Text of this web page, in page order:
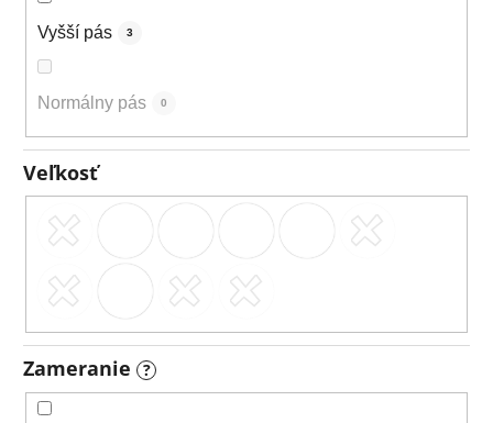
Vyšší pás 3
Normálny pás 0
Veľkosť
Zameranie ?